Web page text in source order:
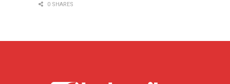
0 SHARES